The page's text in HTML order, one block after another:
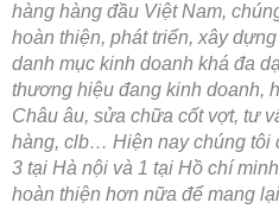
hàng hàng đầu Việt Nam,
hoàn thiện, phát triển, xây
danh mục kinh doanh khá đa
thương hiệu đang kinh doanh,
Châu âu, sửa chữa cốt vợt, tư
hàng, clb… Hiện nay chúng tôi
3 tại Hà nội và 1 tại Hồ chí
hoàn thiện hơn nữa để mang